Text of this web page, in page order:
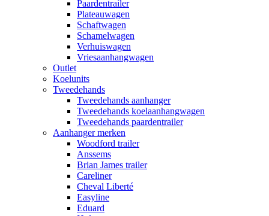
Paardentrailer
Plateauwagen
Schaftwagen
Schamelwagen
Verhuiswagen
Vriesaanhangwagen
Outlet
Koelunits
Tweedehands
Tweedehands aanhanger
Tweedehands koelaanhangwagen
Tweedehands paardentrailer
Aanhanger merken
Woodford trailer
Anssems
Brian James trailer
Careliner
Cheval Liberté
Easyline
Eduard